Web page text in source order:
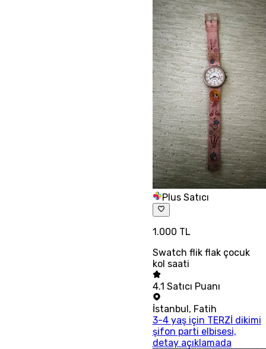
Plus Satıcı
1.000 TL
Swatch flik flak çocuk
kol saati
4.1 Satıcı Puanı
İstanbul, Fatih
3-4 yaş için TERZİ dikimi
şifon parti elbisesi,
detay açıklamada